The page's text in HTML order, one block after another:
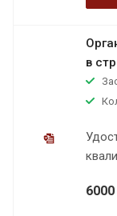
в
6000